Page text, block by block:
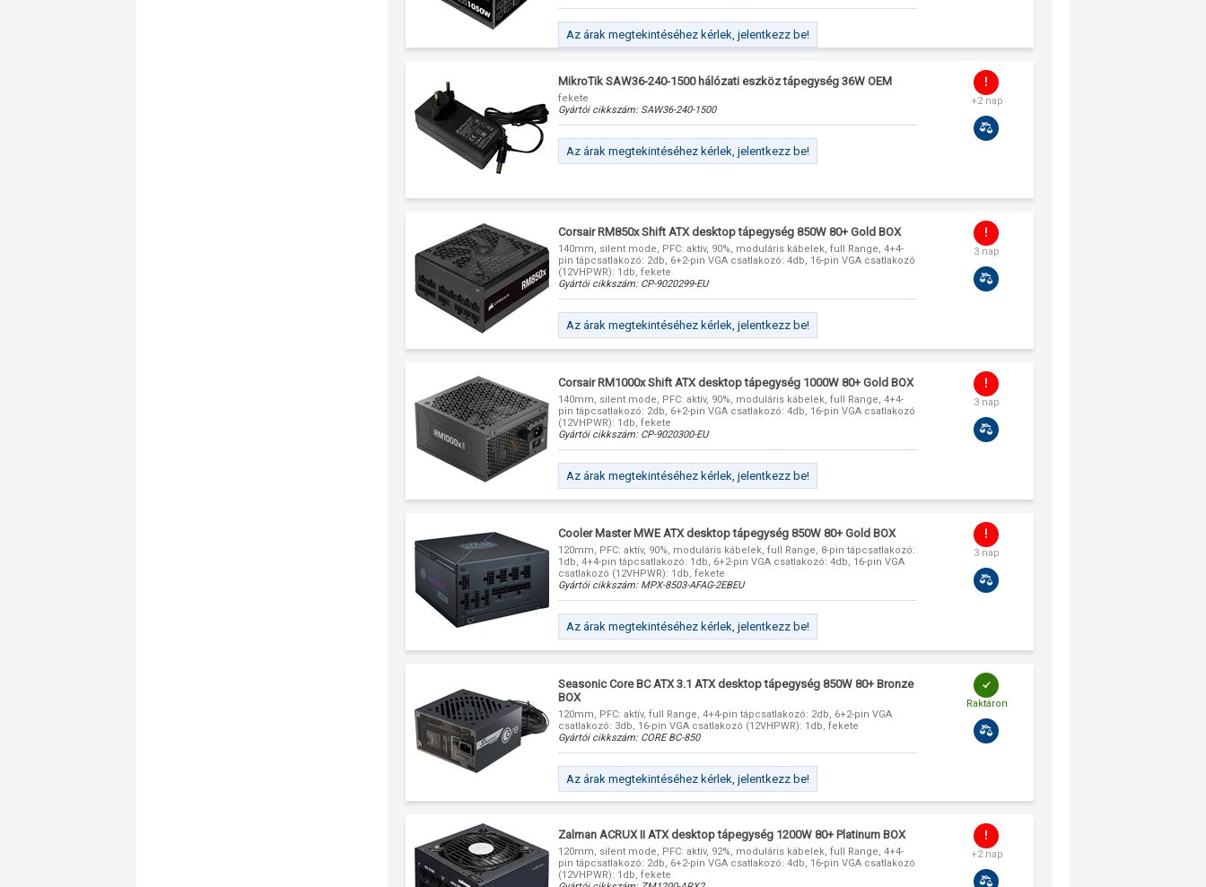
Az árak megtekintéséhez kérlek, jelentkezz be!
MikroTik SAW36-240-1500 hálózati eszköz tápegység 36W OEM
fekete
Gyártói cikkszám: SAW36-240-1500
Az árak megtekintéséhez kérlek, jelentkezz be!
+2 nap
Corsair RM850x Shift ATX desktop tápegység 850W 80+ Gold BOX
140mm, silent mode, PFC: aktív, 90%, moduláris kábelek, full Range, 4+4-
pin tápcsatlakozó: 2db, 6+2-pin VGA csatlakozó: 4db, 16-pin VGA csatlakozó
(12VHPWR): 1db, fekete
Gyártói cikkszám: CP-9020299-EU
Az árak megtekintéséhez kérlek, jelentkezz be!
3 nap
Corsair RM1000x Shift ATX desktop tápegység 1000W 80+ Gold BOX
140mm, silent mode, PFC: aktív, 90%, moduláris kábelek, full Range, 4+4-
pin tápcsatlakozó: 2db, 6+2-pin VGA csatlakozó: 4db, 16-pin VGA csatlakozó
(12VHPWR): 1db, fekete
Gyártói cikkszám: CP-9020300-EU
Az árak megtekintéséhez kérlek, jelentkezz be!
3 nap
Cooler Master MWE ATX desktop tápegység 850W 80+ Gold BOX
120mm, PFC: aktív, 90%, moduláris kábelek, full Range, 8-pin tápcsatlakozó:
1db, 4+4-pin tápcsatlakozó: 1db, 6+2-pin VGA csatlakozó: 4db, 16-pin VGA
csatlakozó (12VHPWR): 1db, fekete
Gyártói cikkszám: MPX-8503-AFAG-2EBEU
Az árak megtekintéséhez kérlek, jelentkezz be!
3 nap
Seasonic Core BC ATX 3.1 ATX desktop tápegység 850W 80+ Bronze
BOX
120mm, PFC: aktív, full Range, 4+4-pin tápcsatlakozó: 2db, 6+2-pin VGA
csatlakozó: 3db, 16-pin VGA csatlakozó (12VHPWR): 1db, fekete
Gyártói cikkszám: CORE BC-850
Az árak megtekintéséhez kérlek, jelentkezz be!
Raktáron
Zalman ACRUX II ATX desktop tápegység 1200W 80+ Platinum BOX
120mm, silent mode, PFC: aktív, 92%, moduláris kábelek, full Range, 4+4-
pin tápcsatlakozó: 2db, 6+2-pin VGA csatlakozó: 4db, 16-pin VGA csatlakozó
(12VHPWR): 1db, fekete
+2 nap